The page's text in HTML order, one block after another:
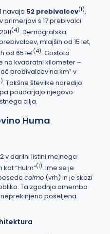
navaja 52 prebivalcev(1),
s 17 prebivalci
(4). Demografska
mlajših od 15 let,
od 65 let(4). Gostota
na kvadratni kilometer –
prebivalcev na km² v
). Takšne številke naredijo
poudarjajo njegovo
cilja.
Huma
v darilni listini mejnega
“Hulm”(1). Ime se je
colmo (vrh) in je skozi
Ta zgodnja omemba
poseljena